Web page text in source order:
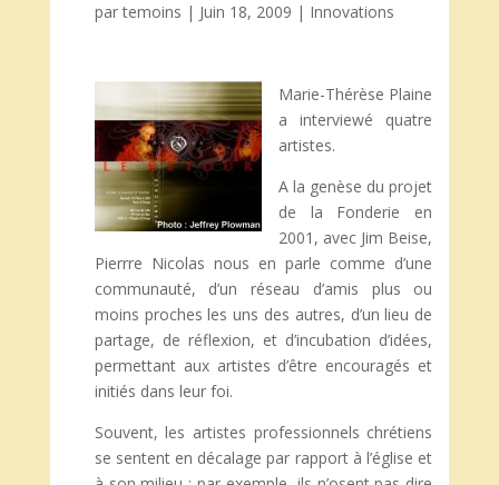
partemoins | Juin 18, 2009 | Innovations
Marie-Thérèse Plaine
a interviewé quatre
artistes.
A la genèse du projet
de la Fonderie en
2001, avec Jim Beise,
Pierrre Nicolas nous en parle comme d’une
communauté, d’un réseau d’amis plus ou
moins proches les uns des autres, d’un lieu de
partage, de réflexion, et d’incubation d’idées,
permettant aux artistes d’être encouragés et
initiés dans leur foi.
Souvent, les artistes professionnels chrétiens
se sentent en décalage par rapport à l’église et